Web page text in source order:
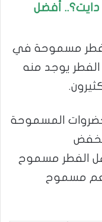
أفضل
مسموحة في
الفطر يوجد منه
المسموحة
هل الفطر مسموح
مسموح